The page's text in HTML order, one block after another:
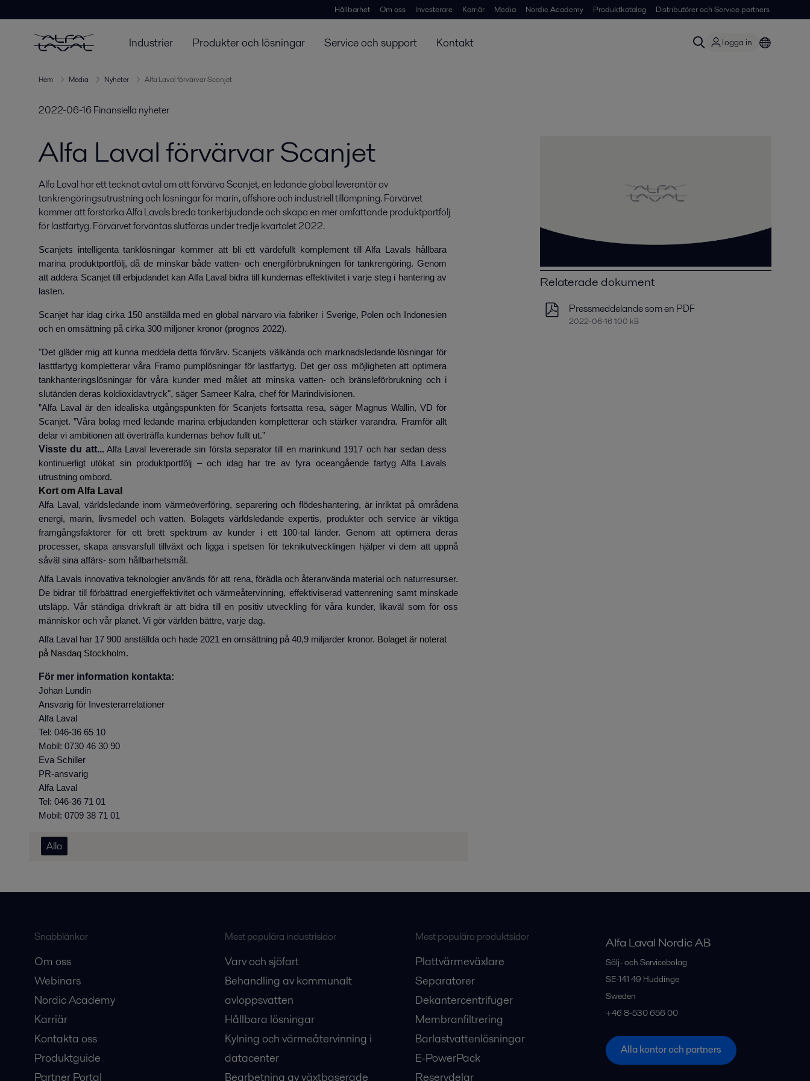
Hållbarhet Om oss Investerare Karriär Media Nordic Academy Produktkatalog Distributörer och Service partners
Industrier Produkter och lösningar Service och support Kontakt logga in
Hem Media Nyheter Alfa Laval förvärvar Scanjet
2022-06-16Finansiella nyheter
Alfa Laval förvärvar Scanjet
Alfa Laval har ett tecknat avtal om att förvärva Scanjet, en ledande global leverantör av
tankrengöringsutrustning och lösningar för marin, offshore och industriell tillämpning. Förvärvet
kommer att förstärka Alfa Lavals breda tankerbjudande och skapa en mer omfattande produktportfölj
för lastfartyg. Förvärvet förväntas slutföras under tredje kvartalet 2022.
Scanjets intelligenta tanklösningar kommer att bli ett värdefullt komplement till Alfa Lavals hållbara
marina produktportfölj, då de minskar både vatten- och energiförbrukningen för tankrengöring. Genom
att addera Scanjet till erbjudandet kan Alfa Laval bidra till kundernas effektivitet i varje steg i hantering av
lasten.
Scanjet har idag cirka 150 anställda med en global närvaro via fabriker i Sverige, Polen och Indonesien
och en omsättning på cirka 300 miljoner kronor (prognos 2022).
"Det gläder mig att kunna meddela detta förvärv. Scanjets välkända och marknadsledande lösningar för
lasttfartyg kompletterar våra Framo pumplösningar för lastfartyg. Det ger oss möjligheten att optimera
tankhanteringslösningar för våra kunder med målet att minska vatten- och bränsleförbrukning och i
slutänden deras koldioxidavtryck", säger Sameer Kalra, chef för Marindivisionen.
”Alfa Laval är den idealiska utgångspunkten för Scanjets fortsatta resa, säger Magnus Wallin, VD för
Scanjet. ”Våra bolag med ledande marina erbjudanden kompletterar och stärker varandra. Framför allt
delar vi ambitionen att överträffa kundernas behov fullt ut.”
Visste du att...Alfa Laval levererade sin första separator till en marinkund 1917 och har sedan dess
kontinuerligt utökat sin produktportfölj – och idag har tre av fyra oceangående fartyg Alfa Lavals
utrustning ombord.
Kort om Alfa Laval
Alfa Laval, världsledande inom värmeöverföring, separering och flödeshantering, är inriktat på områdena
energi, marin, livsmedel och vatten. Bolagets världsledande expertis, produkter och service är viktiga
framgångsfaktorer för ett brett spektrum av kunder i ett 100-tal länder. Genom att optimera deras
processer, skapa ansvarsfull tillväxt och ligga i spetsen för teknikutvecklingen hjälper vi dem att uppnå
såväl sina affärs- som hållbarhetsmål.
Alfa Lavals innovativa teknologier används för att rena, förädla och återanvända material och naturresurser.
De bidrar till förbättrad energieffektivitet och värmeåtervinning, effektiviserad vattenrening samt minskade
utsläpp. Vår ständiga drivkraft är att bidra till en positiv utveckling för våra kunder, likaväl som för oss
människor och vår planet. Vi gör världen bättre, varje dag.
Alfa Laval har 17 900 anställda och hade 2021 en omsättning på 40,9 miljarder kronor. Bolaget är noterat
på Nasdaq Stockholm.
För mer information kontakta:
Johan Lundin
Ansvarig för Investerarrelationer
Alfa Laval
Tel: 046-36 65 10
Mobil: 0730 46 30 90
Eva Schiller
PR-ansvarig
Alfa Laval
Tel: 046-36 71 01
Mobil: 0709 38 71 01
Alla
Relaterade dokument
Pressmeddelande som en PDF
2022-06-16 100 kB
Snabblänkar
Om oss
Webinars
Nordic Academy
Karriär
Kontakta oss
Produktguide
Partner Portal
Mest populära industrisidor
Varv och sjöfart
Behandling av kommunalt
avloppsvatten
Hållbara lösningar
Kylning och värmeåtervinning i
datacenter
Bearbetning av växtbaserade
Mest populära produktsidor
Plattvärmeväxlare
Separatorer
Dekantercentrifuger
Membranfiltrering
Barlastvattenlösningar
E-PowerPack
Reservdelar
Alfa Laval Nordic AB
Sälj- och Servicebolag
SE-141 49 Huddinge
Sweden
+46 8-530 656 00
Alla kontor och partners